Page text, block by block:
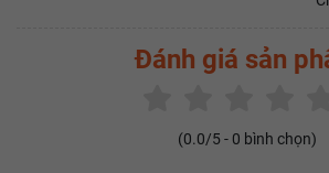
Đánh giá sản
(0.0/5 - 0 bình chọn)